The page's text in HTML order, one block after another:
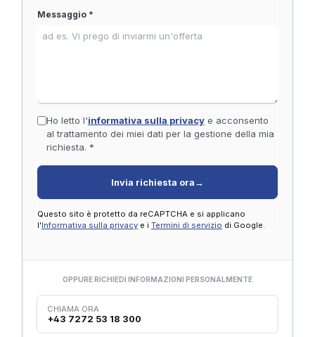
Messaggio *
Ho letto l'informativa sulla privacye acconsento
al trattamento dei miei dati per la gestione della mia
richiesta. *
Invia richiesta ora →
Questo sito è protetto da reCAPTCHA e si applicano
l'Informativa sulla privacy e i Termini di servizio di Google.
OPPURE RICHIEDI INFORMAZIONI PERSONALMENTE
CHIAMA ORA
+43 7272 53 18 300